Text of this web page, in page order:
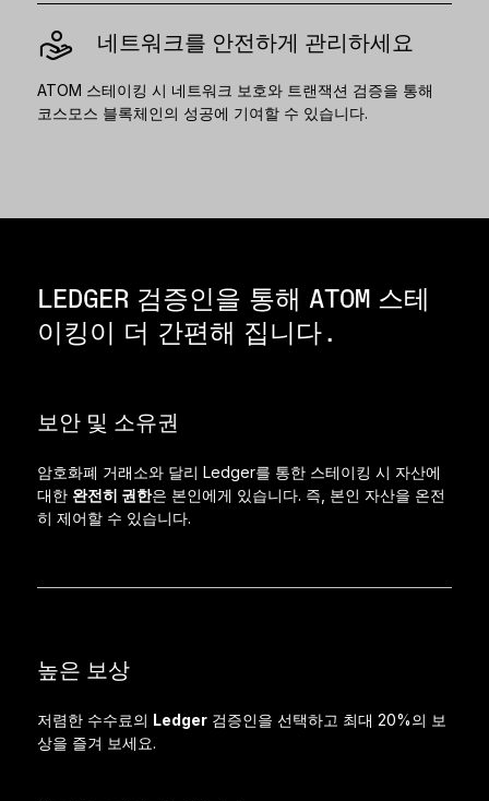
네트워크를 안전하게 관리하세요
ATOM 스테이킹 시 네트워크 보호와 트랜잭션 검증을 통해
코스모스 블록체인의 성공에 기여할 수 있습니다.
LEDGER 검증인을 통해 ATOM 스테
이킹이 더 간편해 집니다.
보안 및 소유권
암호화폐 거래소와 달리 Ledger를 통한 스테이킹 시 자산에
대한 완전히 권한은 본인에게 있습니다. 즉, 본인 자산을 온전
히 제어할 수 있습니다.
높은 보상
저렴한 수수료의 Ledger 검증인을 선택하고 최대 20%의 보
상을 즐겨 보세요.